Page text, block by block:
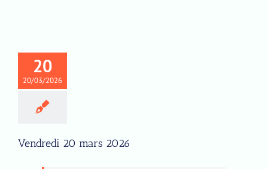
20
20/03/2026
Vendredi 20 mars 2026